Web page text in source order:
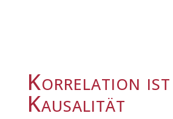
Korrelation ist
Kausalität